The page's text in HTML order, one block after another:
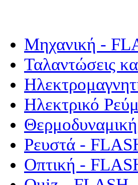
Μηχανική -
Ταλαντώσεις
Ηλεκτρικό
Ρευστά -
Οπτική -